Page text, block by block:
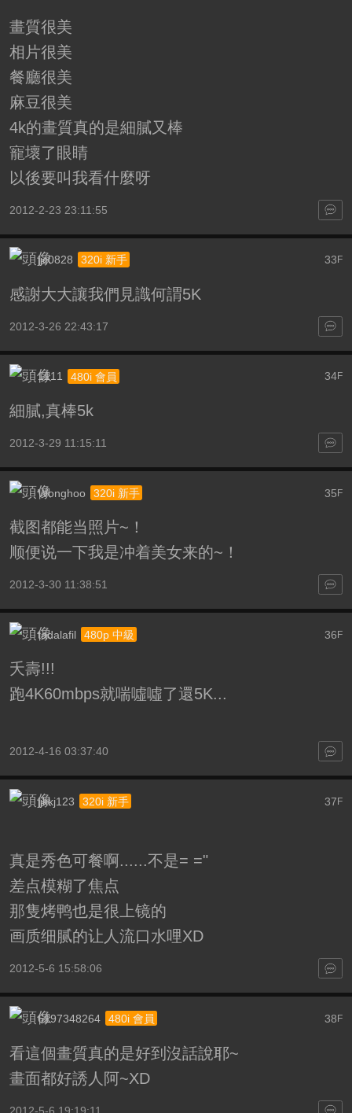
畫質很美
相片很美
餐廳很美
麻豆很美
4k的畫質真的是細膩又棒
寵壞了眼睛
以後要叫我看什麼呀
2012-2-23 23:11:55
33 F
jjc0828 320i 新手
感謝大大讓我們見識何謂5K
2012-3-26 22:43:17
34F
1111 480i 會員
細膩,真棒5k
2012-3-29 11:15:11
35F
Wonghoo 320i 新手
截图都能当照片~！
顺便说一下我是冲着美女来的~！
2012-3-30 11:38:51
36F
tadalafil 480p 中級
夭壽!!!
跑4K60mbps就喘噓噓了還5K...
2012-4-16 03:37:40
37F
jjkkj123 320i 新手
真是秀色可餐啊......不是= ="
差点模糊了焦点
那隻烤鸭也是很上镜的
画质细腻的让人流口水哩XD
2012-5-6 15:58:06
38 F
6197348264 480i 會員
看這個畫質真的是好到沒話說耶~
畫面都好誘人阿~XD
2012-5-6 19:19:11